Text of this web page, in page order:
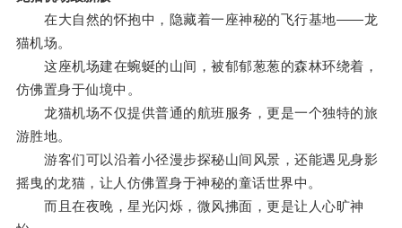
在大自然的怀抱中，隐藏着一座神秘的飞行基地——龙
猫机场。
这座机场建在蜿蜒的山间，被郁郁葱葱的森林环绕着，
仿佛置身于仙境中。
龙猫机场不仅提供普通的航班服务，更是一个独特的旅
游胜地。
游客们可以沿着小径漫步探秘山间风景，还能遇见身影
摇曳的龙猫，让人仿佛置身于神秘的童话世界中。
而且在夜晚，星光闪烁，微风拂面，更是让人心旷神